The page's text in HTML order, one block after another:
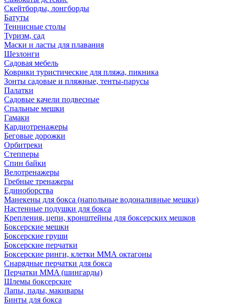
Скейтборды, лонгборды
Батуты
Теннисные столы
Туризм, сад
Маски и ласты для плавания
Шезлонги
Садовая мебель
Коврики туристические для пляжа, пикника
Зонты садовые и пляжные, тенты-парусы
Палатки
Садовые качели подвесные
Спальные мешки
Гамаки
Кардиотренажеры
Беговые дорожки
Орбитреки
Степперы
Спин байки
Велотренажеры
Гребные тренажеры
Единоборства
Манекены для бокса (напольные водоналивные мешки)
Настенные подушки для бокса
Крепления, цепи, кронштейны для боксерских мешков
Боксерские мешки
Боксерские груши
Боксерские перчатки
Боксерские ринги, клетки ММА октагоны
Снарядные перчатки для бокса
Перчатки MMA (шингарды)
Шлемы боксерские
Лапы, пады, макивары
Бинты для бокса